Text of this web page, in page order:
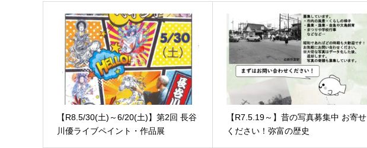
【R8.5/30(土)～6/20(土)】第2回 長谷
川優ライブペイント・作品展
【R7.5.19～】昔の写真募集中 お寄せ
ください！弥富の歴史